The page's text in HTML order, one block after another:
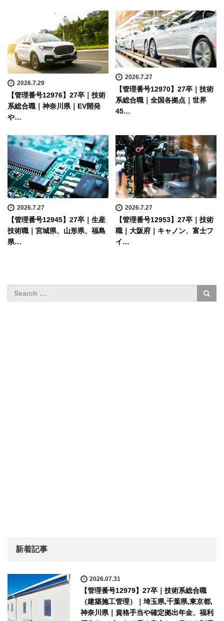
2026.7.29
【管理番号12976】27卒｜技術
系総合職｜神奈川県｜EV開発
や…
2026.7.27
【管理番号12970】27卒｜技術
系総合職｜全国各拠点｜世界
45…
2026.7.27
【管理番号12945】27卒｜生産
技術職｜宮城県、山形県、福島
県…
2026.7.27
【管理番号12953】27卒｜技術
職｜大阪府｜キャノン、富士フ
イ…
新着記事
2026.07.31
【管理番号12979】27卒｜技術系総合職
（建築施工管理）｜埼玉県,千葉県,東京都,
神奈川県｜資格手当や確定拠出年金、福利